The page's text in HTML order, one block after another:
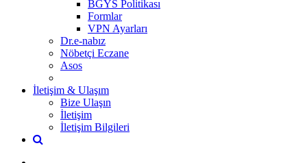
BGYS Politikası
Formlar
VPN Ayarları
Dr.e-nabız
Nöbetçi Eczane
Asos
İletişim & Ulaşım
Bize Ulaşın
İletişim
İletişim Bilgileri